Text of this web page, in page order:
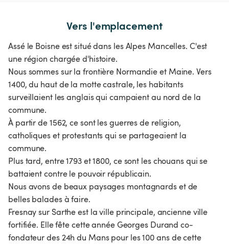
Vers l'emplacement
Assé le Boisne est situé dans les Alpes Mancelles. C'est
une région chargée d'histoire.
Nous sommes sur la frontière Normandie et Maine. Vers
1400, du haut de la motte castrale, les habitants
surveillaient les anglais qui campaient au nord de la
commune.
À partir de 1562, ce sont les guerres de religion,
catholiques et protestants qui se partageaient la
commune.
Plus tard, entre 1793 et 1800, ce sont les chouans qui se
battaient contre le pouvoir républicain.
Nous avons de beaux paysages montagnards et de
belles balades à faire.
Fresnay sur Sarthe est la ville principale, ancienne ville
fortifiée. Elle fête cette année Georges Durand co-
fondateur des 24h du Mans pour les 100 ans de cette